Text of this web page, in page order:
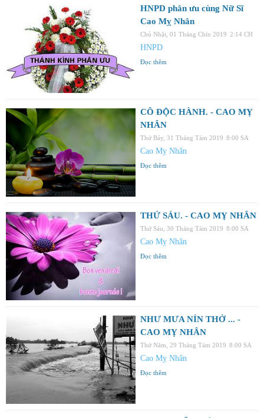
HNPD phân ưu cùng Nữ Sĩ
Cao Mỵ Nhân
Chủ Nhật, 01 Tháng Chín 2019 2:14 CH
HNPD
Đọc thêm
CÔ ĐỘC HÀNH. - CAO MỴ
NHÂN
Thứ Bảy, 31 Tháng Tám 2019 8:00 SA
Cao Mỵ Nhân
Đọc thêm
THỨ SÁU. - CAO MỴ NHÂN
Thứ Sáu, 30 Tháng Tám 2019 8:00 SA
Cao Mỵ Nhân
Đọc thêm
NHƯ MƯA NÍN THỞ ... -
CAO MỴ NHÂN
Thứ Năm, 29 Tháng Tám 2019 8:00 SA
Cao Mỵ Nhân
Đọc thêm